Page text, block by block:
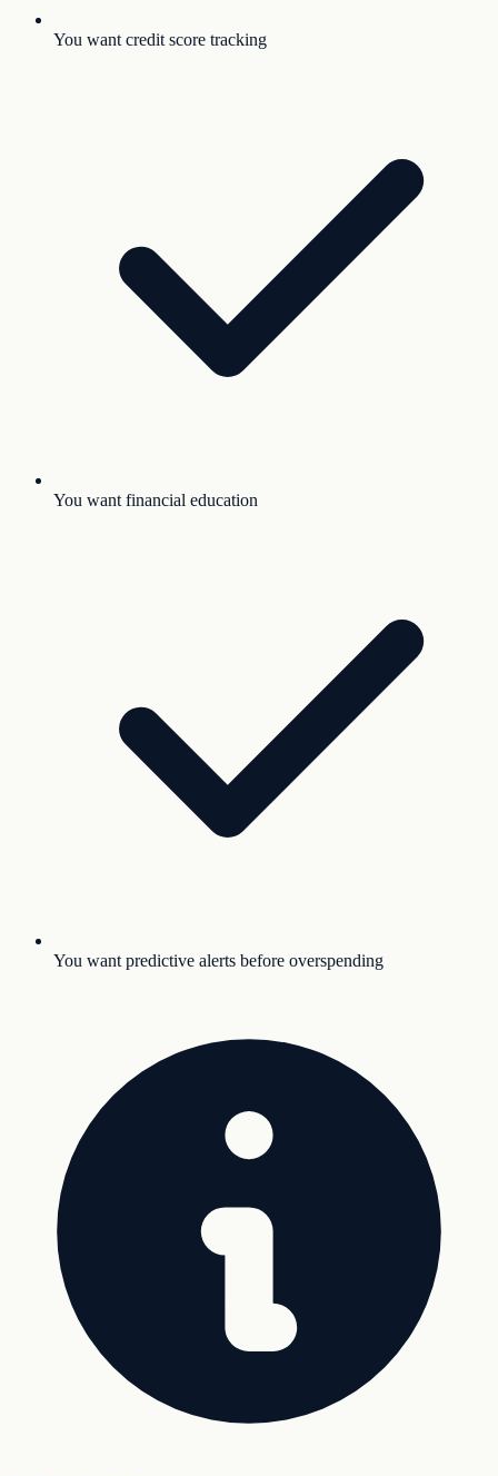
You want credit score tracking
You want financial education
You want predictive alerts before overspending